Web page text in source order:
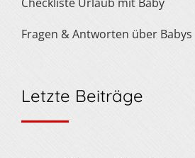
Fragen & Antworten über Babys
Letzte Beiträge